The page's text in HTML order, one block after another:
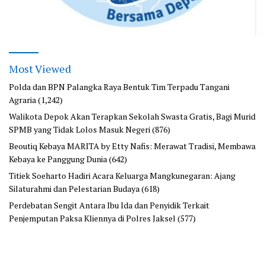
Most Viewed
Polda dan BPN Palangka Raya Bentuk Tim Terpadu Tangani
Agraria(1,242)
Walikota Depok Akan Terapkan Sekolah Swasta Gratis, Bagi Murid
SPMB yang Tidak Lolos Masuk Negeri(876)
Beoutiq Kebaya MARITA by Etty Nafis: Merawat Tradisi, Membawa
Kebaya ke Panggung Dunia(642)
Titiek Soeharto Hadiri Acara Keluarga Mangkunegaran: Ajang
Silaturahmi dan Pelestarian Budaya(618)
Perdebatan Sengit Antara Ibu Ida dan Penyidik Terkait
Penjemputan Paksa Kliennya di Polres Jaksel (577)